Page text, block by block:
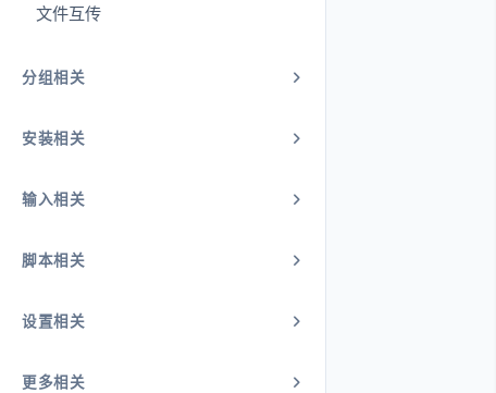
文件互传
分组相关
安装相关
输入相关
脚本相关
设置相关
更多相关